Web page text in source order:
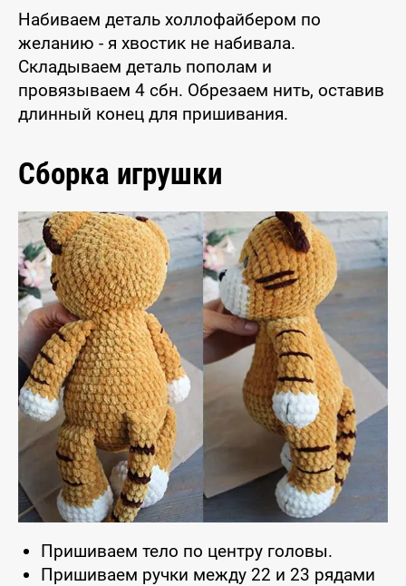
Набиваем деталь холлофайбером по
желанию - я хвостик не набивала.
Складываем деталь пополам и
провязываем 4 сбн. Обрезаем нить, оставив
длинный конец для пришивания.
Сборка игрушки
Пришиваем тело по центру головы.
Пришиваем ручки между 22 и 23 рядами